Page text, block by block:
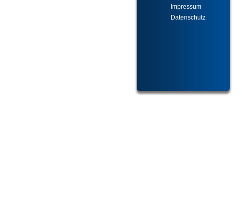
Impressum
Datenschutz